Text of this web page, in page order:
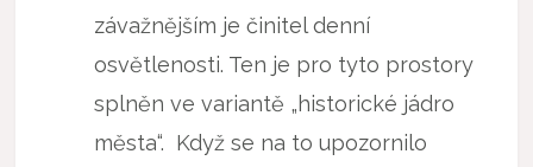
závažnějším je činitel denní
osvětlenosti. Ten je pro tyto prostory
splněn ve variantě „historické jádro
města“. Když se na to upozornilo